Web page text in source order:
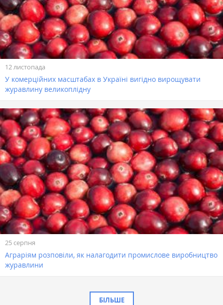
12 листопада
У комерційних масштабах в Україні вигідно вирощувати
журавлину великоплідну
25 серпня
Аграріям розповіли, як налагодити промислове виробництво
журавлини
БІЛЬШЕ